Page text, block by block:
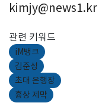
kimjy@news1.kr
관련 키워드
iM뱅크
김준성
초대 은행장
흉상 제막